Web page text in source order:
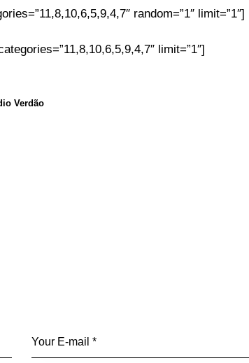
random=”1″ limit=”1″]
limit=”1″]
Verdão